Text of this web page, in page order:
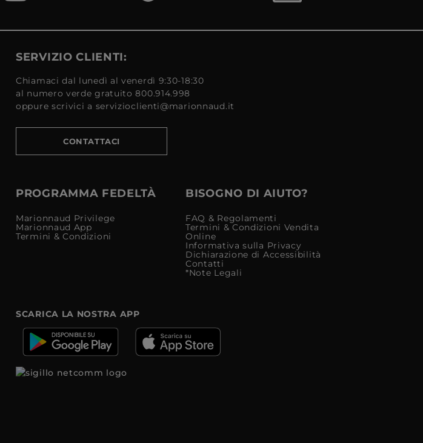
SERVIZIO CLIENTI:
Chiamaci dal lunedì al venerdì 9:30-18:30
al numero verde gratuito 800.914.998
oppure scrivici a servizioclienti@marionnaud.it
CONTATTACI
PROGRAMMA FEDELTÀ
Marionnaud Privilege
Marionnaud App
Termini & Condizioni
BISOGNO DI AIUTO?
FAQ & Regolamenti
Termini & Condizioni Vendita
Online
Informativa sulla Privacy
Dichiarazione di Accessibilità
Contatti
*Note Legali
SCARICA LA NOSTRA APP